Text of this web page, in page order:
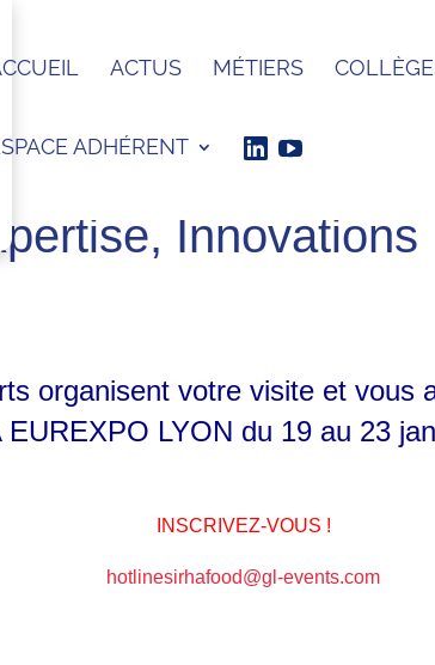
ACTUS MÉTIERS
ADHÉRENT
Innovations
organisent votre visite et vous
EUREXPO LYON du 19 au 23
INSCRIVEZ-VOUS !
hotlinesirhafood@gl-events.com